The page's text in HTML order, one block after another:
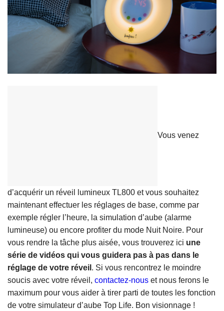
Vous venez
d’acquérir un réveil lumineux TL800 et vous souhaitez
maintenant effectuer les réglages de base, comme par
exemple régler l’heure, la simulation d’aube (alarme
lumineuse) ou encore profiter du mode Nuit Noire. Pour
vous rendre la tâche plus aisée, vous trouverez ici une
série de vidéos qui vous guidera pas à pas dans le
réglage de votre réveil . Si vous rencontrez le moindre
soucis avec votre réveil, contactez-nous et nous ferons le
maximum pour vous aider à tirer parti de toutes les fonction
de votre simulateur d’aube Top Life. Bon visionnage !